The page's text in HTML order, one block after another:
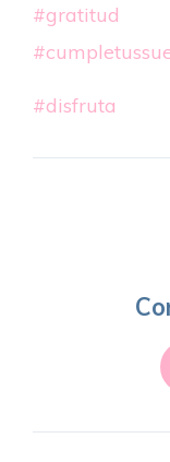
#gratitud
#disfruta